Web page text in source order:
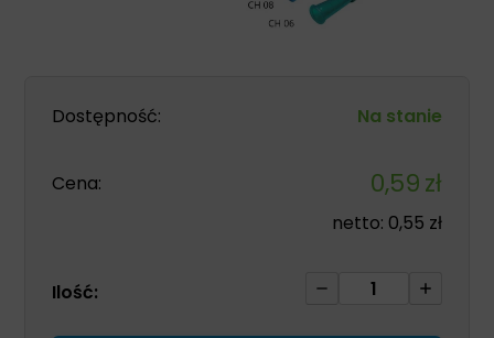
Dostępność: Na stanie
Cena: 0,59zł
netto: 0,55 zł
Ilość:
ilość